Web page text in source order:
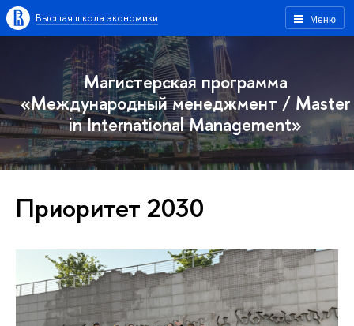
Меню
Высшая школа экономики
Магистерская программа
«Международный менеджмент / Master
in International Management»
Приоритет 2030